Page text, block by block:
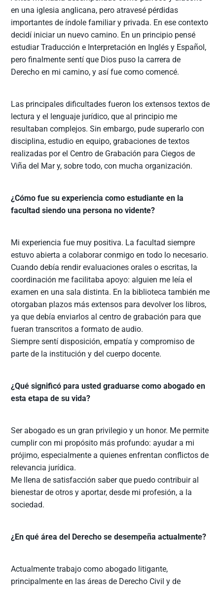
en una iglesia anglicana, pero atravesé pérdidas
importantes de índole familiar y privada. En ese contexto
decidí iniciar un nuevo camino. En un principio pensé
estudiar Traducción e Interpretación en Inglés y Español,
pero finalmente sentí que Dios puso la carrera de
Derecho en mi camino, y así fue como comencé.
Las principales dificultades fueron los extensos textos de
lectura y el lenguaje jurídico, que al principio me
resultaban complejos. Sin embargo, pude superarlo con
disciplina, estudio en equipo, grabaciones de textos
realizadas por el Centro de Grabación para Ciegos de
Viña del Mar y, sobre todo, con mucha organización.
¿Cómo fue su experiencia como estudiante en la
facultad siendo una persona no vidente?
Mi experiencia fue muy positiva. La facultad siempre
estuvo abierta a colaborar conmigo en todo lo necesario.
Cuando debía rendir evaluaciones orales o escritas, la
coordinación me facilitaba apoyo: alguien me leía el
examen en una sala distinta. En la biblioteca también me
otorgaban plazos más extensos para devolver los libros,
ya que debía enviarlos al centro de grabación para que
fueran transcritos a formato de audio.
Siempre sentí disposición, empatía y compromiso de
parte de la institución y del cuerpo docente.
¿Qué significó para usted graduarse como abogado en
esta etapa de su vida?
Ser abogado es un gran privilegio y un honor. Me permite
cumplir con mi propósito más profundo: ayudar a mi
prójimo, especialmente a quienes enfrentan conflictos de
relevancia jurídica.
Me llena de satisfacción saber que puedo contribuir al
bienestar de otros y aportar, desde mi profesión, a la
sociedad.
¿En qué área del Derecho se desempeña actualmente?
Actualmente trabajo como abogado litigante,
principalmente en las áreas de Derecho Civil y de